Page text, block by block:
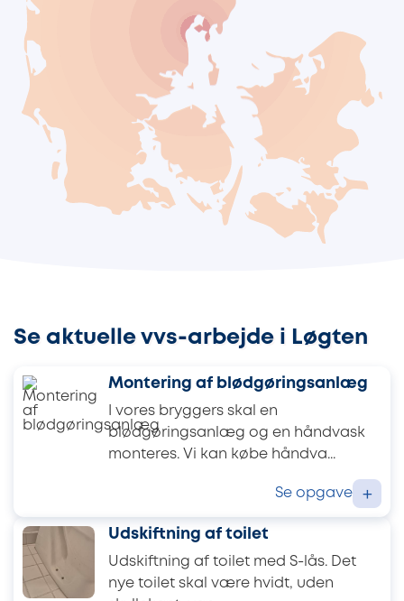
Se aktuelle vvs-arbejde i Løgten
Montering af blødgøringsanlæg
I vores bryggers skal en
blødgøringsanlæg og en håndvask
monteres. Vi kan købe håndva...
Se opgave +
Udskiftning af toilet
Udskiftning af toilet med S-lås. Det
nye toilet skal være hvidt, uden